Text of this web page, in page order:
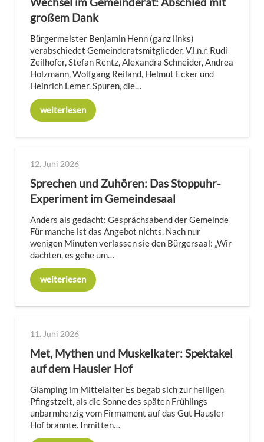
großem Dank
Bürgermeister Benjamin Henn (ganz links)
verabschiedet Gemeinderatsmitglieder. V.l.n.r. Rudi
Zeilhofer, Stefan Rentz, Alexandra Schneider, Andrea
Holzmann, Wolfgang Reiland, Helmut Ecker und
Heinrich Lemer. Spuren, die…
weiterlesen
12. Juni 2026
Sprechen und Zuhören: Das Stoppuhr-
Experiment im Gemeindesaal
Anders als gedacht: Gesprächsabend der Gemeinde
Für manche ist das Angebot nichts. Nach nur
wenigen Minuten verlassen sie den Bürgersaal: „Wir
dachten, es gehe um…
weiterlesen
11. Juni 2026
Met, Mythen und Muskelkater: Spektakel
auf dem Hausler Hof
Glamping im Mittelalter Es begab sich zur heiligen
Pfingstzeit, als die Sonne des späten Frühlings
unbarmherzig vom Firmament auf das Gut Hausler
Hof brannte. Inmitten…